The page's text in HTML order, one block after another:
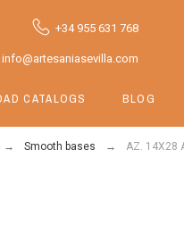
+34 955 631 768
info@artesaniasevilla.com
CATALOGS BLOG
Smooth bases AZ. 14X28